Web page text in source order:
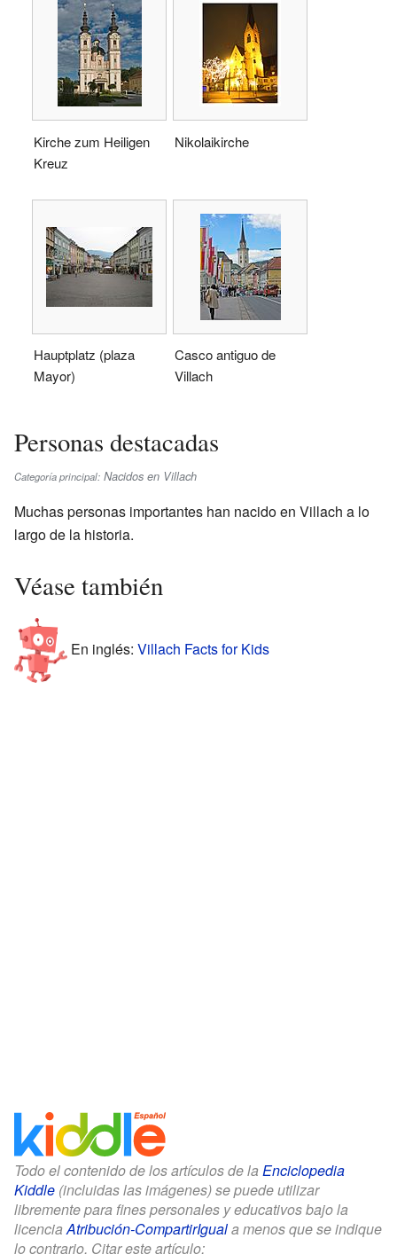
Kirche zum Heiligen
Kreuz
Nikolaikirche
Hauptplatz (plaza
Mayor)
Casco antiguo de
Villach
Personas destacadas
Categoría principal: Nacidos en Villach
Muchas personas importantes han nacido en Villach a lo
largo de la historia.
Véase también
En inglés: Villach Facts for Kids
Todo el contenido de los artículos de la Enciclopedia
Kiddle (incluidas las imágenes) se puede utilizar
libremente para fines personales y educativos bajo la
licenciaAtribución-CompartirIguala menos que se indique
lo contrario. Citar este artículo: